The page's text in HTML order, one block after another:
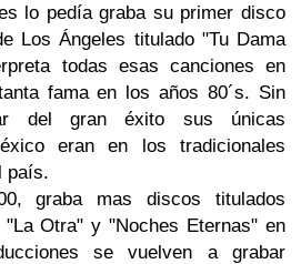
lo pedía graba su primer disco
Los Ángeles titulado "Tu Dama
todas esas canciones en
fama en los años 80´s. Sin
del gran éxito sus únicas
eran en los tradicionales
país.
graba mas discos titulados
Otra" y "Noches Eternas" en
se vuelven a grabar